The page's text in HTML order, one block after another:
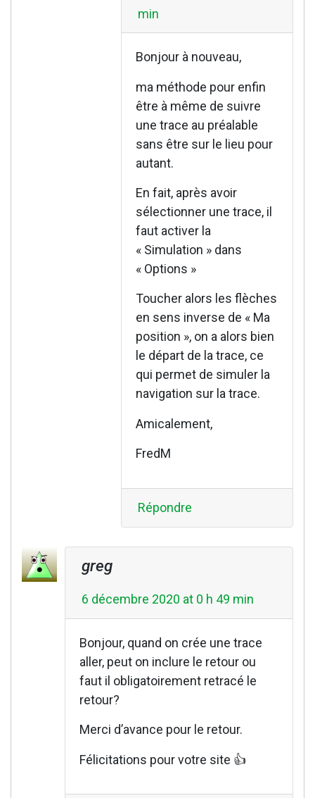
min
Bonjour à nouveau,
ma méthode pour enfin
être à même de suivre
une trace au préalable
sans être sur le lieu pour
autant.
En fait, après avoir
sélectionner une trace, il
faut activer la
« Simulation » dans
« Options »
Toucher alors les flèches
en sens inverse de « Ma
position », on a alors bien
le départ de la trace, ce
qui permet de simuler la
navigation sur la trace.
Amicalement,
FredM
Répondre
greg
6 décembre 2020 at 0 h 49 min
Bonjour, quand on crée une trace
aller, peut on inclure le retour ou
faut il obligatoirement retracé le
retour?
Merci d’avance pour le retour.
Félicitations pour votre site 👍